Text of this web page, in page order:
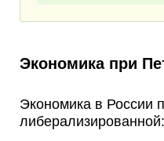
Экономика при
Экономика в России
либерализированной: